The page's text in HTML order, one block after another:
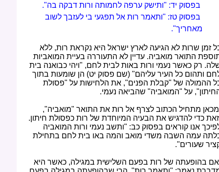
בפסוק יד: "ותישק ערפה לחמותה ורות דבקה בה".
בפסוק טז: "ותאמר רות אל תפגעי בי לעזבך לשוב
מאחריך".
זמן שרות לא הגיעה לארץ ישראל היא נקראת רות, ללא
התואר מואביה. עדיין לא התעוררה בעיית המואביות
רק כאשר נעמי ורות באות לבית לחם, "ויהי כבואנה בית
ותהום כל העיר עליהם" (שם פסוק יט) הן שומעות בתוך
ההמולה של "קבלת הפנים", את הלחישות על "פסולת
על "המואביה" שהביאה נעמי.
מתחיל הכתוב לצרף אל רות את התואר "מואביה",
כדי להדגיש את הבעיה המיוחדת של רות כפסולת חיתון.
אנו קוראים בפסוק כב: "ותשב נעמי ורות המואביה
עמה השבה משדי מואב והמה באו בית לחם בתחילת
שעורים".
בהופעתה של רות בפעם השלישית במגילה, כאשר היא